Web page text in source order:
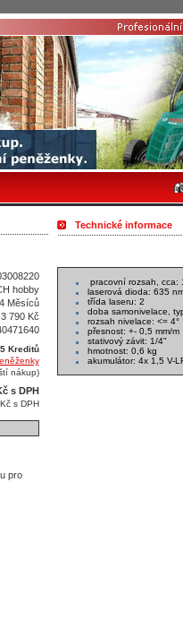
hobby
Měsíců
3 790 Kč
Kreditů
nákup)
s DPH
s DPH
pro
Technické informace
pracovní rozsah, cca:
laserová dioda: 635
třída laseru: 2
doba samonivelace,
rozsah nivelace: <= 4°
přesnost: +- 0,5 mm/m
stativový závit: 1/4"
hmotnost: 0,6 kg
akumulátor: 4x 1,5 V-